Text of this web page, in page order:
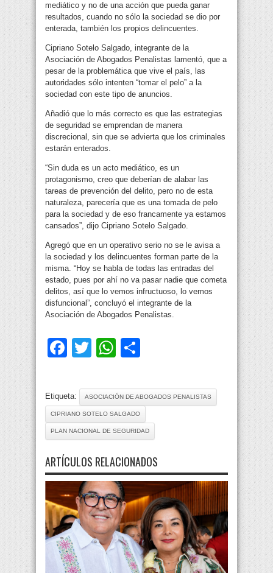
mediático y no de una acción que pueda ganar
resultados, cuando no sólo la sociedad se dio por
enterada, también los propios delincuentes.
Cipriano Sotelo Salgado, integrante de la
Asociación de Abogados Penalistas lamentó, que a
pesar de la problemática que vive el país, las
autoridades sólo intenten “tomar el pelo” a la
sociedad con este tipo de anuncios.
Añadió que lo más correcto es que las estrategias
de seguridad se emprendan de manera
discrecional, sin que se advierta que los criminales
estarán enterados.
“Sin duda es un acto mediático, es un
protagonismo, creo que deberían de alabar las
tareas de prevención del delito, pero no de esta
naturaleza, parecería que es una tomada de pelo
para la sociedad y de eso francamente ya estamos
cansados”, dijo Cipriano Sotelo Salgado.
Agregó que en un operativo serio no se le avisa a
la sociedad y los delincuentes forman parte de la
misma. “Hoy se habla de todas las entradas del
estado, pues por ahí no va pasar nadie que cometa
delitos, así que lo vemos infructuoso, lo vemos
disfuncional”, concluyó el integrante de la
Asociación de Abogados Penalistas.
Facebook
TwitterWhatsApp
Etiqueta: ASOCIACIÓN DE ABOGADOS PENALISTAS
CIPRIANO SOTELO SALGADO
PLAN NACIONAL DE SEGURIDAD
ARTÍCULOS RELACIONADOS